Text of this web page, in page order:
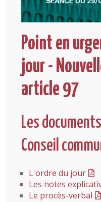
Point en
jour -
article 97
Les
Conseil
L'ordre du jour
Les notes
Le procès-verbal